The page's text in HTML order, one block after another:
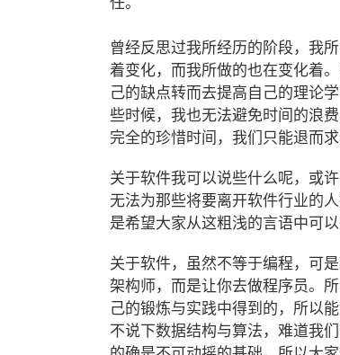
任。
曾经反思过我所经历的阶段，我
着变化，而我所做的也在变化着
己的缺点转而去提高自己的理论
些时候，我也无法避免时间的浪
完全的珍惜时间，我们只能退而
关于软件我可以说些什么呢，或
无法为那些将要离开软件行业的
是希望大家从这粗浅的言语中可
关于软件，虽然不等于编程，可
架构师，而是让你去做程序员。
己的锻炼与实践中得到的，所以
不说下数据结构与算法，难道我